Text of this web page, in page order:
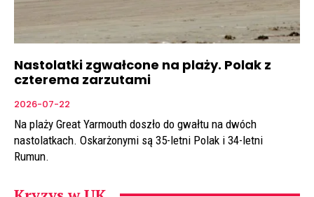
Nastolatki zgwałcone na plaży. Polak z
czterema zarzutami
2026-07-22
Na plaży Great Yarmouth doszło do gwałtu na dwóch
nastolatkach. Oskarżonymi są 35-letni Polak i 34-letni
Rumun.